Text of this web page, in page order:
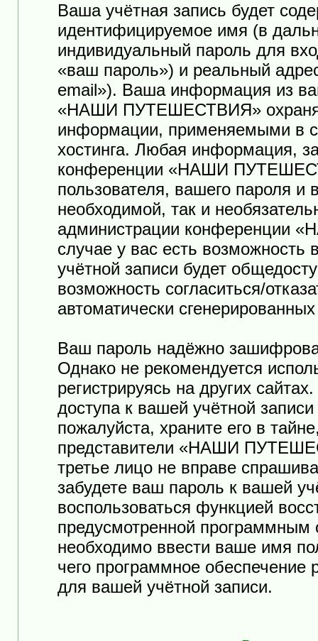
Ваша учётная запись будет
идентифицируемое имя (в
индивидуальный пароль для
«ваш пароль») и реальный
email»). Ваша информация из
«НАШИ ПУТЕШЕСТВИЯ»
информации, применяемыми в
хостинга. Любая информация,
конференции «НАШИ
пользователя, вашего пароля
необходимой, так и
администрации
случае у вас есть
учётной записи будет
возможность согласиться/
автоматически
Ваш пароль надёжно
Однако не рекомендуется
регистрируясь на других
доступа к вашей учётной
пожалуйста, храните его в
представители «НАШИ
третье лицо не вправе
забудете ваш пароль к вашей
воспользоваться функцией
предусмотренной
необходимо ввести ваше имя
чего программное обеспечение
для вашей учётной записи.